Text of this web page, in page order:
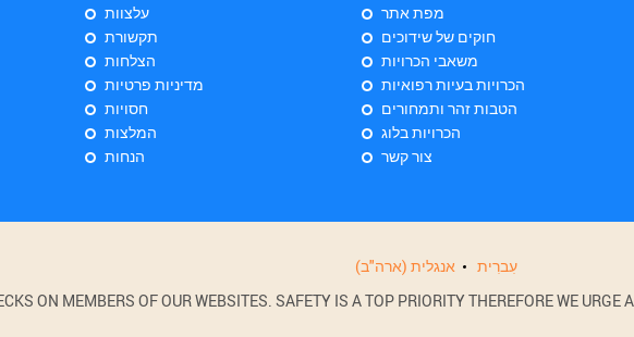
עלצוות
תקשורת
הצלחות
מדיניות פרטיות
חסויות
המלצות
הנחות
מפת אתר
חוקים של שידוכים
משאבי הכרויות
הכרויות בעיות רפואיות
הטבות זהר ותמחורים
הכרויות בלוג
צור קשר
אנגלית (ארה"ב) עִברִית
ON MEMBERS OF OUR WEBSITES. SAFETY IS A TOP PRIORITY THEREFORE WE